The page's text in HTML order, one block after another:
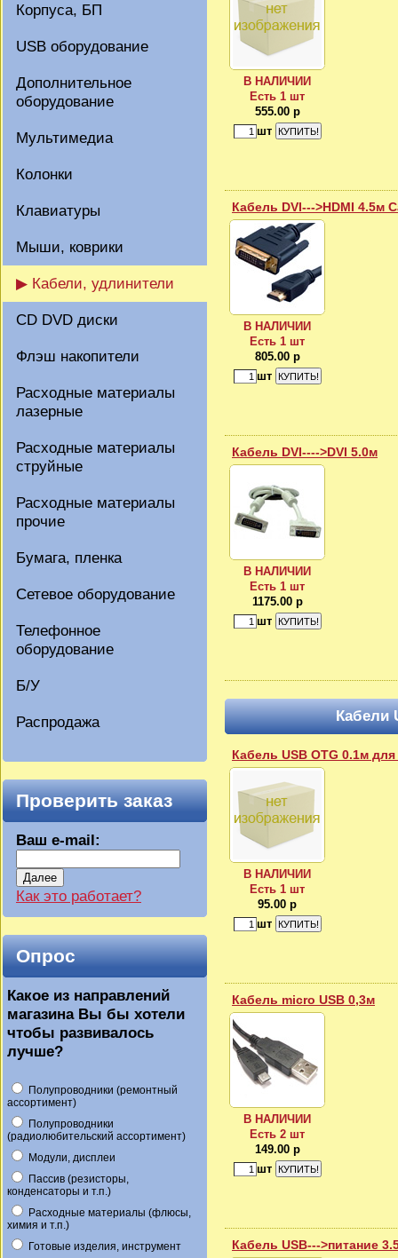
Корпуса, БП
USB оборудование
Дополнительное
оборудование
Мультимедиа
Колонки
Клавиатуры
Мыши, коврики
▶ Кабели, удлинители
CD DVD диски
Флэш накопители
Расходные материалы
лазерные
Расходные материалы
струйные
Расходные материалы
прочие
Бумага, пленка
Сетевое оборудование
Телефонное
оборудование
Б/У
Распродажа
Проверить заказ
Ваш e-mail:
Далее
Как это работает?
Опрос
Какое из направлений
магазина Вы бы хотели
чтобы развивалось
лучше?
Полупроводники (ремонтный
ассортимент)
Полупроводники
(радиолюбительский ассортимент)
Модули, дисплеи
Пассив (резисторы,
конденсаторы и т.п.)
Расходные материалы (флюсы,
химия и т.п.)
Готовые изделия, инструмент
В НАЛИЧИИ
Есть 1 шт
555.00 р
шт
Кабель DVI--->HDMI 4.5м
В НАЛИЧИИ
Есть 1 шт
805.00 р
шт
Кабель DVI---->DVI 5.0м
В НАЛИЧИИ
Есть 1 шт
1175.00 р
шт
Кабели
Кабель USB OTG 0.1м
В НАЛИЧИИ
Есть 1 шт
95.00 р
шт
Кабель micro USB 0,3м
В НАЛИЧИИ
Есть 2 шт
149.00 р
шт
Кабель USB--->питание